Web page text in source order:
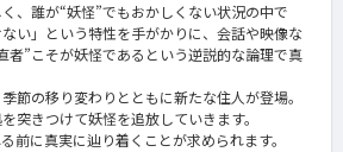
、誰が“妖怪”でもおかしくない状況の中で
い」という特性を手がかりに、 会話や映像な
者”こそが妖怪であるという逆説的な論理で真
節の移り変わりとともに新たな住人が登場。
突きつけて妖怪を追放していきます。
前に真実に辿り着くことが求められます。